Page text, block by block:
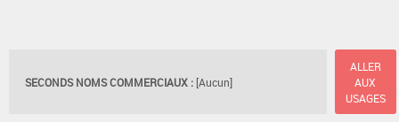
SECONDS NOMS COMMERCIAUX : [Aucun]
ALLER
AUX
USAGES